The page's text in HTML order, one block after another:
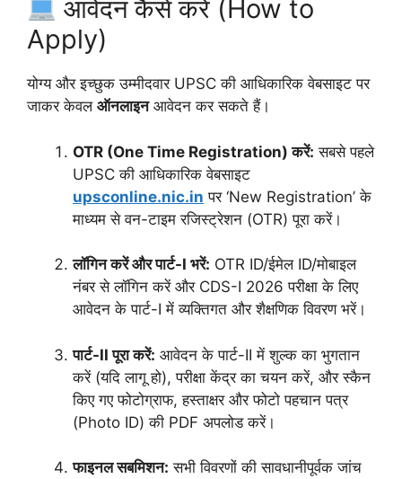
आवेदन कैसे करें (How to
Apply)
योग्य और इच्छुक उम्मीदवार UPSC की आधिकारिक वेबसाइट पर
जाकर केवल ऑनलाइनआवेदन कर सकते हैं।
OTR (One Time Registration) करें: सबसे पहले
UPSC की आधिकारिक वेबसाइट
upsconline.nic.in पर ‘New Registration’ के
माध्यम से वन-टाइम रजिस्ट्रेशन (OTR) पूरा करें।
लॉगिन करें और पार्ट-I भरें: OTR ID/ईमेल ID/मोबाइल
नंबर से लॉगिन करें और CDS-I 2026 परीक्षा के लिए
आवेदन के पार्ट-I में व्यक्तिगत और शैक्षणिक विवरण भरें।
पार्ट-II पूरा करें: आवेदन के पार्ट-II में शुल्क का भुगतान
करें (यदि लागू हो), परीक्षा केंद्र का चयन करें, और स्कैन
किए गए फोटोग्राफ, हस्ताक्षर और फोटो पहचान पत्र
(Photo ID) की PDF अपलोड करें।
फाइनल सबमिशन: सभी विवरणों की सावधानीपूर्वक जांच